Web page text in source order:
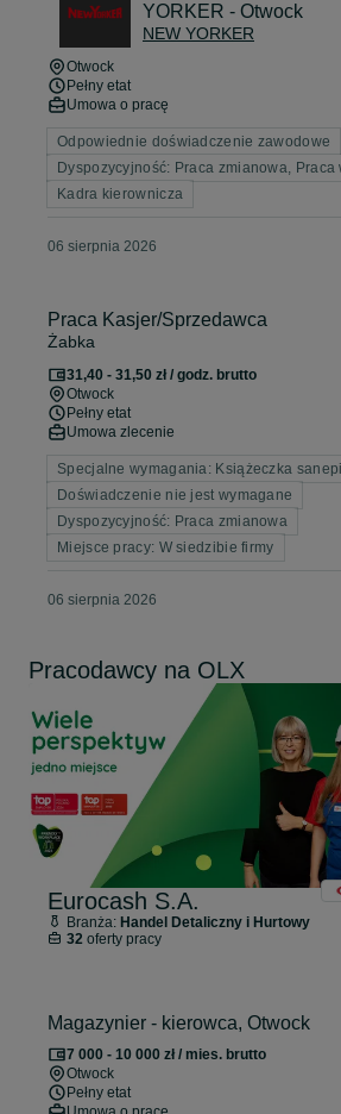
YORKER - Otwock
NEW YORKER
Otwock
Pełny etat
Umowa o pracę
Odpowiednie doświadczenie zawodowe
Dyspozycyjność: Praca zmianowa, Praca
Kadra kierownicza
06 sierpnia 2026
Praca Kasjer/Sprzedawca
Żabka
31,40 - 31,50 zł / godz. brutto
Otwock
Pełny etat
Umowa zlecenie
Specjalne wymagania: Książeczka
Doświadczenie nie jest wymagane
Dyspozycyjność: Praca zmianowa
Miejsce pracy: W siedzibie firmy
06 sierpnia 2026
Pracodawcy na OLX
Eurocash S.A.
Branża: Handel Detaliczny i Hurtowy
32oferty pracy
Magazynier - kierowca, Otwock
7 000 - 10 000 zł / mies. brutto
Otwock
Pełny etat